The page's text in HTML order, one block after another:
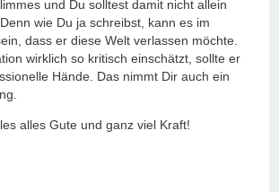
und Du solltest damit nicht allein
wie Du ja schreibst, kann es im
dass er diese Welt verlassen möchte.
wirklich so kritisch einschätzt, sollte er
Hände. Das nimmt Dir auch ein
alles Gute und ganz viel Kraft!